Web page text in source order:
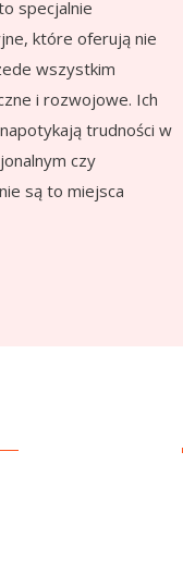
specjalnie
które oferują nie
wszystkim
i rozwojowe. Ich
trudności w
czy
są to miejsca